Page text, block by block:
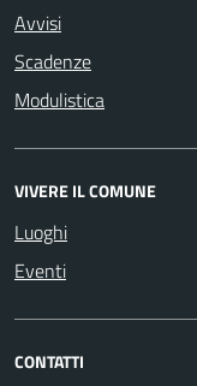
Avvisi
Scadenze
Modulistica
VIVERE IL COMUNE
Luoghi
Eventi
CONTATTI